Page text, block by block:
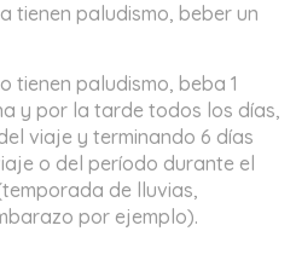
tienen paludismo, beber un
tienen paludismo, beba 1
y por la tarde todos los días,
viaje y terminando 6 días
o del período durante el
de lluvias,
por ejemplo).